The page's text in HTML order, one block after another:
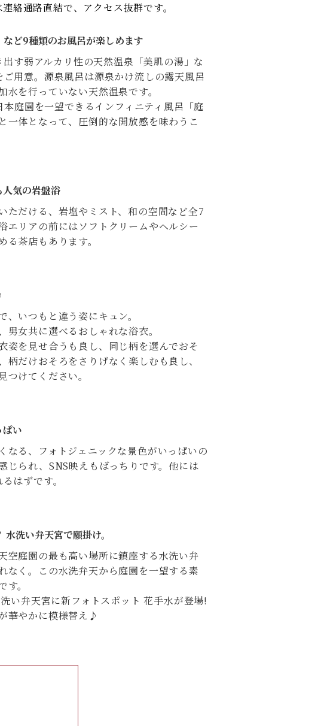
絡通路直結で、アクセス抜群です。
ど9種類のお風呂が楽しめます
す弱アルカリ性の天然温泉「美肌の湯」な
ご用意。源泉風呂は源泉かけ流しの露天風呂
水を行っていない天然温泉です。
庭園を一望できるインフィニティ風呂「庭
一体となって、圧倒的な開放感を味わうこ
気の岩盤浴
ただける、岩塩やミスト、和の空間など全7
エリアの前にはソフトクリームやヘルシー
る茶店もあります。
、いつもと違う姿にキュン。
男女共に選べるおしゃれな浴衣。
姿を見せ合うも良し、同じ柄を選んでおそ
柄だけおそろをさりげなく楽しむも良し、
つけてください。
ぱい
なる、フォトジェニックな景色がいっぱいの
じられ、SNS映えもばっちりです。他には
はずです。
洗い弁天宮で願掛け。
空庭園の最も高い場所に鎮座する水洗い弁
なく。この水洗弁天から庭園を一望する素
。
い弁天宮に新フォトスポット 花手水が登場!
華やかに模様替え♪